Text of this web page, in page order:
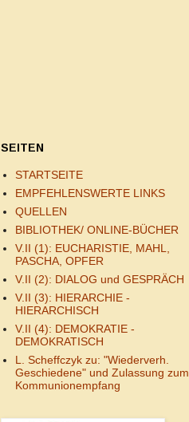
SEITEN
STARTSEITE
EMPFEHLENSWERTE LINKS
QUELLEN
BIBLIOTHEK/ ONLINE-BÜCHER
V.II (1): EUCHARISTIE, MAHL,
PASCHA, OPFER
V.II (2): DIALOG und GESPRÄCH
V.II (3): HIERARCHIE -
HIERARCHISCH
V.II (4): DEMOKRATIE -
DEMOKRATISCH
L. Scheffczyk zu: "Wiederverh.
Geschiedene" und Zulassung zum
Kommunionempfang